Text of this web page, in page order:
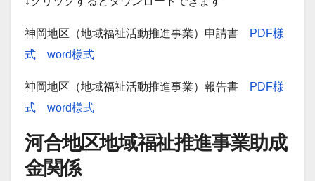
神岡地区（地域福祉活動推進事業）申請書
PDF様
式
word様式
神岡地区（地域福祉活動推進事業）報告書
PDF様
式
word様式
河合地区地域福祉推進事業助成
金関係